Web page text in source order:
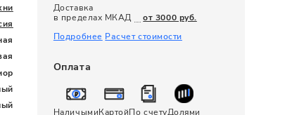
Доставка
в пределах МКАД
от 3000 руб.
Подробнее Расчет стоимости
Оплата
НаличымиКартойПо счетуДолями